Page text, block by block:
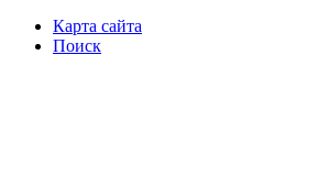
Карта сайта
Поиск